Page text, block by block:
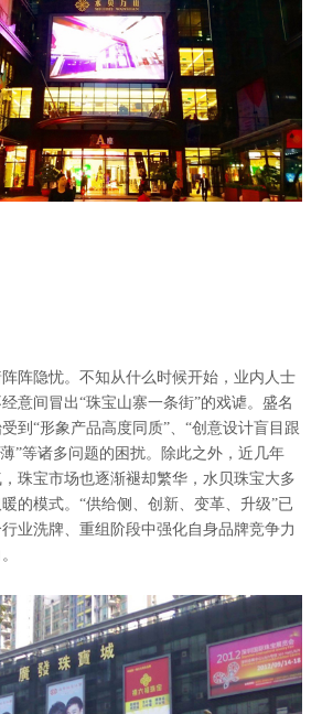
阵隐忧。不知从什么时候开始，业内人士
意间冒出“珠宝山寨一条街”的戏谑。盛名
到“形象产品高度同质”、“创意设计盲目跟
”等诸多问题的困扰。除此之外，近几年
珠宝市场也逐渐褪却繁华，水贝珠宝大多
的模式。“供给侧、创新、变革、升级”已
业洗牌、重组阶段中强化自身品牌竞争力